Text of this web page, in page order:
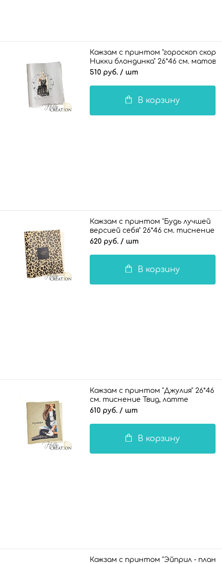
Кожзам с принтом "гороскоп
Никки блондинка" 26*46 см.
510 руб. / шт
В корзину
Кожзам с принтом "Будь лучшей
версией себя" 26*46 см. тиснение
Шарм, бежево-персиковый
620 руб. / шт
В корзину
Кожзам с принтом "Джулия" 26*46
см. тиснение Твид, латте
610 руб. / шт
В корзину
Кожзам с принтом "Эйприл -